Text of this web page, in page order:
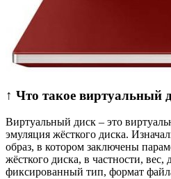
↑ Что такое виртуальный
Виртуальный диск – это
эмуляция жёсткого диска.
образ, в котором заключены
жёсткого диска, в частности,
фиксированный тип, формат